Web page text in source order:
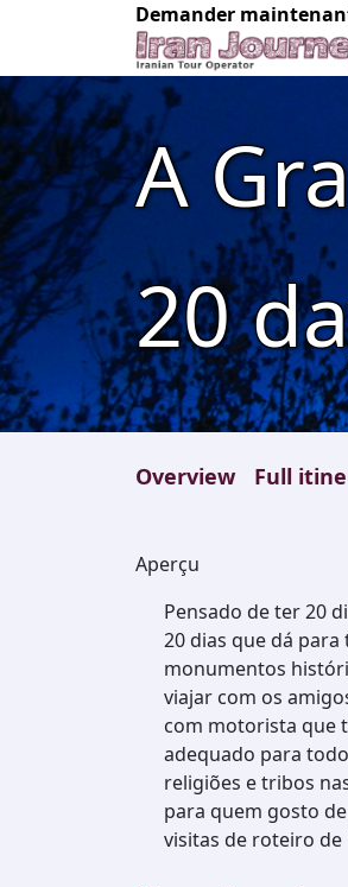
Demander
A
20
Overview Full
Aperçu
Pensado de ter 20
20 dias que dá
monumentos
viajar com os
com motorista que
adequado para
religiões e tribos
para quem gosto
visitas de roteiro de